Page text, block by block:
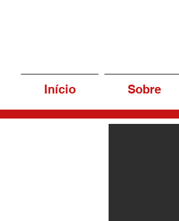
Início Sobre